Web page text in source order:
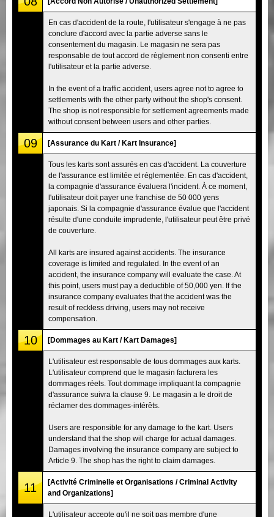
En cas d'accident de la route, l'utilisateur s'engage à ne pas
conclure d'accord avec la partie adverse sans le
consentement du magasin. Le magasin ne sera pas
responsable de tout accord de règlement non consenti entre
l'utilisateur et la partie adverse.
In the event of a traffic accident, users agree not to agree to
settlements with the other party without the shop's consent.
The shop is not responsible for settlement agreements made
without consent between users and other parties.
09 [Assurance du Kart / Kart Insurance]
Tous les karts sont assurés en cas d'accident. La couverture
de l'assurance est limitée et réglementée. En cas d'accident,
la compagnie d'assurance évaluera l'incident. À ce moment,
l'utilisateur doit payer une franchise de 50 000 yens
japonais. Si la compagnie d'assurance évalue que l'accident
résulte d'une conduite imprudente, l'utilisateur peut être privé
de couverture.
All karts are insured against accidents. The insurance
coverage is limited and regulated. In the event of an
accident, the insurance company will evaluate the case. At
this point, users must pay a deductible of 50,000 yen. If the
insurance company evaluates that the accident was the
result of reckless driving, users may not receive
compensation.
10 [Dommages au Kart / Kart Damages]
L'utilisateur est responsable de tous dommages aux karts.
L'utilisateur comprend que le magasin facturera les
dommages réels. Tout dommage impliquant la compagnie
d'assurance suivra la clause 9. Le magasin a le droit de
réclamer des dommages-intérêts.
Users are responsible for any damage to the kart. Users
understand that the shop will charge for actual damages.
Damages involving the insurance company are subject to
Article 9. The shop has the right to claim damages.
11
[Activité Criminelle et Organisations / Criminal Activity
and Organizations]
L'utilisateur accepte qu'il ne soit pas membre d'une